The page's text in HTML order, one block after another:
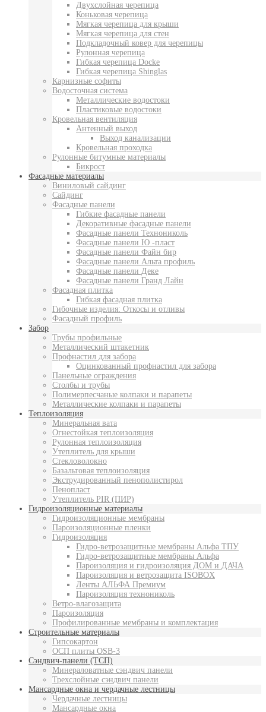
Двухслойная черепица
Коньковая черепица
Мягкая черепица для крыши
Мягкая черепица для стен
Подкладочный ковер для черепицы
Рулонная черепица
Гибкая черепица Docke
Гибкая черепица Shinglas
Карнизные софиты
Водосточная система
Металлические водостоки
Пластиковые водостоки
Кровельная вентиляция
Антенный выход
Выход канализации
Кровельная проходка
Рулонные битумные материалы
Бикрост
Фасадные материалы
Виниловый сайдинг
Сайдинг
Фасадные панели
Гибкие фасадные панели
Декоративные фасадные панели
Фасадные панели Технониколь
Фасадные панели Ю -пласт
Фасадные панели Файн бир
Фасадные панели Альта профиль
Фасадные панели Деке
Фасадные панели Гранд Лайн
Фасадная плитка
Гибкая фасадная плитка
Гибочные изделия: Откосы и отливы
Фасадный профиль
Забор
Трубы профильные
Металлический штакетник
Профнастил для забора
Оцинкованный профнастил для забора
Панельные ограждения
Столбы и трубы
Полимерпесчаные колпаки и парапеты
Металлические колпаки и парапеты
Теплоизоляция
Минеральная вата
Огнестойкая теплоизоляция
Рулонная теплоизоляция
Утеплитель для крыши
Стекловолокно
Базальтовая теплоизоляция
Экструдированный пенополистирол
Пенопласт
Утеплитель PIR (ПИР)
Гидроизоляционные материалы
Гидроизоляционные мембраны
Пароизоляционные пленки
Гидроизоляция
Гидро-ветрозащитные мембраны Альфа ТПУ
Гидро-ветрозащитные мембраны Альфа
Пароизоляция и гидроизоляция ДОМ и ДАЧА
Пароизоляция и ветрозащита ISOBOX
Ленты АЛЬФА Премиум
Пароизоляция технониколь
Ветро-влагозащита
Пароизоляция
Профилированные мембраны и комплектация
Строительные материалы
Гипсокартон
ОСП плиты OSB-3
Сэндвич-панели (ТСП)
Минераловатные сэндвич панели
Трехслойные сэндвич панели
Мансардные окна и чердачные лестницы
Чердачные лестницы
Мансардные окна